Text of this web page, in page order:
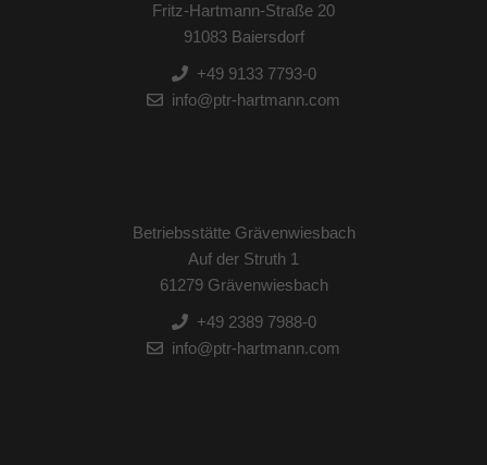
Fritz-Hartmann-Straße 20
91083 Baiersdorf
+49 9133 7793-0
info@ptr-hartmann.com
Betriebsstätte Grävenwiesbach
Auf der Struth 1
61279 Grävenwiesbach
+49 2389 7988-0
info@ptr-hartmann.com